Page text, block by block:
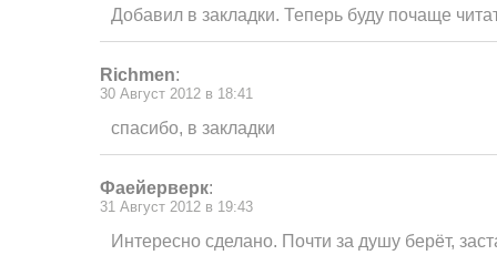
Добавил в закладки. Теперь буду почаще
Richmen:
30 Август 2012 в 18:41
спасибо, в закладки
Фаейерверк:
31 Август 2012 в 19:43
Интересно сделано. Почти за душу берёт,